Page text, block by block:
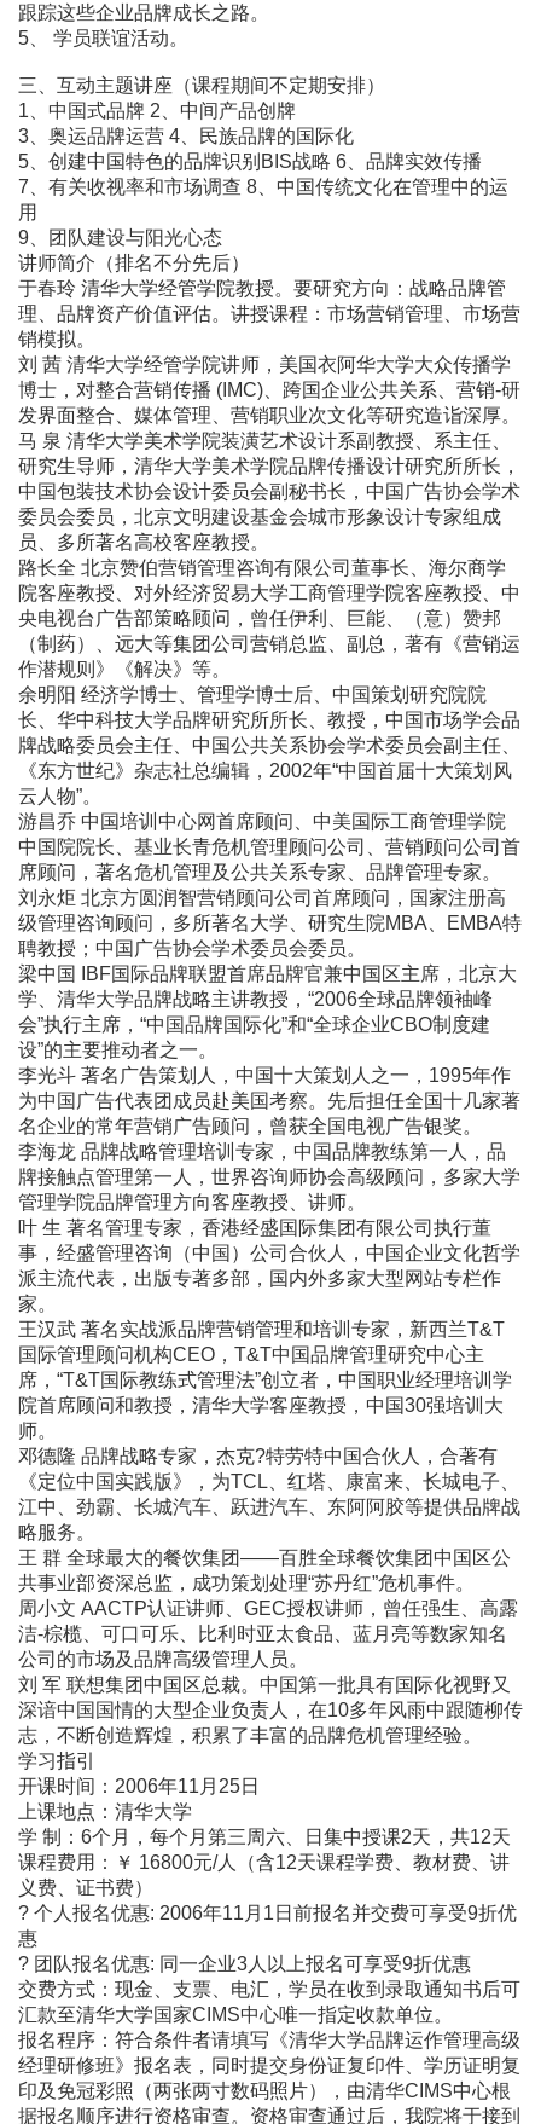
跟踪这些企业品牌成长之路。
5、 学员联谊活动。
三、互动主题讲座（课程期间不定期安排）
1、中国式品牌 2、中间产品创牌
3、奥运品牌运营 4、民族品牌的国际化
5、创建中国特色的品牌识别BIS战略 6、品牌实效传播
7、有关收视率和市场调查 8、中国传统文化在管理中的运
用
9、团队建设与阳光心态
讲师简介（排名不分先后）
于春玲 清华大学经管学院教授。要研究方向：战略品牌管
理、品牌资产价值评估。讲授课程：市场营销管理、市场营
销模拟。
刘 茜 清华大学经管学院讲师，美国衣阿华大学大众传播学
博士，对整合营销传播 (IMC)、跨国企业公共关系、营销-研
发界面整合、媒体管理、营销职业次文化等研究造诣深厚。
马 泉 清华大学美术学院装潢艺术设计系副教授、系主任、
研究生导师，清华大学美术学院品牌传播设计研究所所长，
中国包装技术协会设计委员会副秘书长，中国广告协会学术
委员会委员，北京文明建设基金会城市形象设计专家组成
员、多所著名高校客座教授。
路长全 北京赞伯营销管理咨询有限公司董事长、海尔商学
院客座教授、对外经济贸易大学工商管理学院客座教授、中
央电视台广告部策略顾问，曾任伊利、巨能、（意）赞邦
（制药）、远大等集团公司营销总监、副总，著有《营销运
作潜规则》《解决》等。
余明阳 经济学博士、管理学博士后、中国策划研究院院
长、华中科技大学品牌研究所所长、教授，中国市场学会品
牌战略委员会主任、中国公共关系协会学术委员会副主任、
《东方世纪》杂志社总编辑，2002年“中国首届十大策划风
云人物”。
游昌乔 中国培训中心网首席顾问、中美国际工商管理学院
中国院院长、基业长青危机管理顾问公司、营销顾问公司首
席顾问，著名危机管理及公共关系专家、品牌管理专家。
刘永炬 北京方圆润智营销顾问公司首席顾问，国家注册高
级管理咨询顾问，多所著名大学、研究生院MBA、EMBA特
聘教授；中国广告协会学术委员会委员。
梁中国 IBF国际品牌联盟首席品牌官兼中国区主席，北京大
学、清华大学品牌战略主讲教授，“2006全球品牌领袖峰
会”执行主席，“中国品牌国际化”和“全球企业CBO制度建
设”的主要推动者之一。
李光斗 著名广告策划人，中国十大策划人之一，1995年作
为中国广告代表团成员赴美国考察。先后担任全国十几家著
名企业的常年营销广告顾问，曾获全国电视广告银奖。
李海龙 品牌战略管理培训专家，中国品牌教练第一人，品
牌接触点管理第一人，世界咨询师协会高级顾问，多家大学
管理学院品牌管理方向客座教授、讲师。
叶 生 著名管理专家，香港经盛国际集团有限公司执行董
事，经盛管理咨询（中国）公司合伙人，中国企业文化哲学
派主流代表，出版专著多部，国内外多家大型网站专栏作
家。
王汉武 著名实战派品牌营销管理和培训专家，新西兰T&T
国际管理顾问机构CEO，T&T中国品牌管理研究中心主
席，“T&T国际教练式管理法”创立者，中国职业经理培训学
院首席顾问和教授，清华大学客座教授，中国30强培训大
师。
邓德隆 品牌战略专家，杰克?特劳特中国合伙人，合著有
《定位中国实践版》，为TCL、红塔、康富来、长城电子、
江中、劲霸、长城汽车、跃进汽车、东阿阿胶等提供品牌战
略服务。
王 群 全球最大的餐饮集团――百胜全球餐饮集团中国区公
共事业部资深总监，成功策划处理“苏丹红”危机事件。
周小文 AACTP认证讲师、GEC授权讲师，曾任强生、高露
洁-棕榄、可口可乐、比利时亚太食品、蓝月亮等数家知名
公司的市场及品牌高级管理人员。
刘 军 联想集团中国区总裁。中国第一批具有国际化视野又
深谙中国国情的大型企业负责人，在10多年风雨中跟随柳传
志，不断创造辉煌，积累了丰富的品牌危机管理经验。
学习指引
开课时间：2006年11月25日
上课地点：清华大学
学 制：6个月，每个月第三周六、日集中授课2天，共12天
课程费用：￥ 16800元/人（含12天课程学费、教材费、讲
义费、证书费）
? 个人报名优惠: 2006年11月1日前报名并交费可享受9折优
惠
? 团队报名优惠: 同一企业3人以上报名可享受9折优惠
交费方式：现金、支票、电汇，学员在收到录取通知书后可
汇款至清华大学国家CIMS中心唯一指定收款单位。
报名程序：符合条件者请填写《清华大学品牌运作管理高级
经理研修班》报名表，同时提交身份证复印件、学历证明复
印及免冠彩照（两张两寸数码照片），由清华CIMS中心根
据报名顺序进行资格审查。资格审查通过后，我院将于接到